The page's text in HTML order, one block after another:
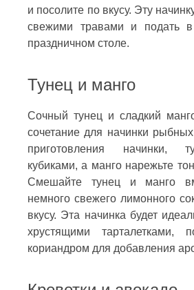
и посолите по вкусу. Эту
свежими травами и подать в
праздничном столе.
Тунец и манго
Сочный тунец и сладкий
сочетание для начинки
приготовления начинки,
кубиками, а манго нарежьте
Смешайте тунец и манго
немного свежего лимонного
вкусу. Эта начинка будет
хрустящими тарталетками,
кориандром для добавления